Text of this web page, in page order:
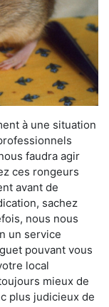
à une situation
faudra agir
ces rongeurs
avant de
sachez
nous nous
un service
pouvant vous
local
mieux de
plus judicieux de